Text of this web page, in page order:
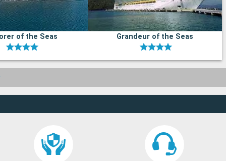
of the Seas Grandeur of the Seas